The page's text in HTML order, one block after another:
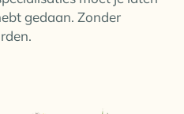
gedaan. Zonder